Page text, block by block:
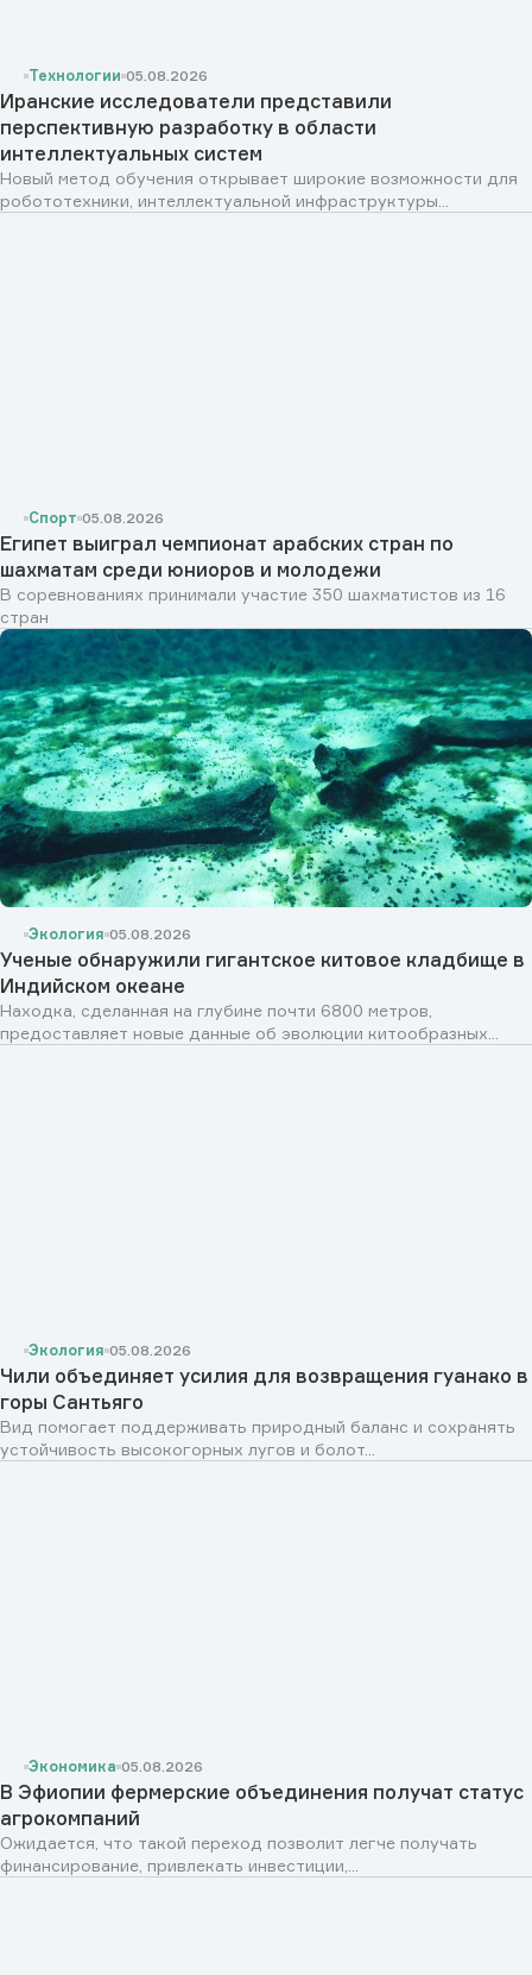
Технологии 05.08.2026
Иранские исследователи представили
перспективную разработку в области
интеллектуальных систем
Новый метод обучения открывает широкие возможности для
робототехники, интеллектуальной инфраструктуры...
Спорт 05.08.2026
Египет выиграл чемпионат арабских стран по
шахматам среди юниоров и молодежи
В соревнованиях принимали участие 350 шахматистов из 16
стран
Экология 05.08.2026
Ученые обнаружили гигантское китовое кладбище в
Индийском океане
Находка, сделанная на глубине почти 6800 метров,
предоставляет новые данные об эволюции китообразных...
Экология 05.08.2026
Чили объединяет усилия для возвращения гуанако в
горы Сантьяго
Вид помогает поддерживать природный баланс и сохранять
устойчивость высокогорных лугов и болот...
Экономика 05.08.2026
В Эфиопии фермерские объединения получат статус
агрокомпаний
Ожидается, что такой переход позволит легче получать
финансирование, привлекать инвестиции,...